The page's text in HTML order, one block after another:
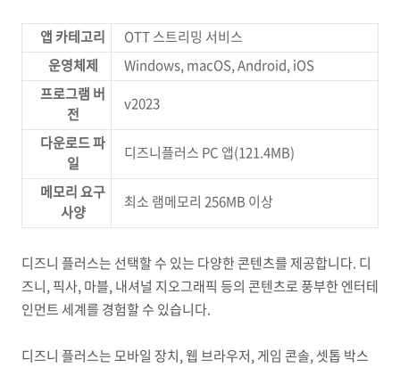
앱 카테고리
OTT 스트리밍 서비스
운영체제
Windows, macOS, Android, iOS
프로그램 버
전
v2023
다운로드 파
일
디즈니플러스 PC 앱(121.4MB)
메모리 요구
사양
최소 램메모리 256MB 이상
디즈니 플러스는 선택할 수 있는 다양한 콘텐츠를 제공합니다. 디
즈니, 픽사, 마블, 내셔널 지오그래픽 등의 콘텐츠로 풍부한 엔터테
인먼트 세계를 경험할 수 있습니다.
디즈니 플러스는 모바일 장치, 웹 브라우저, 게임 콘솔, 셋톱 박스